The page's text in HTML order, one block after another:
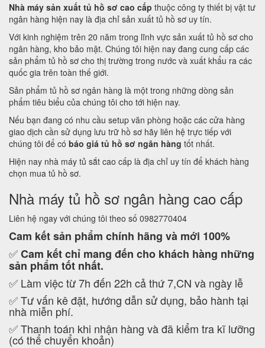
Nhà máy sản xuất tủ hồ sơ cao cấp thuộc công ty thiết bị vật tư
ngân hàng hiện nay là địa chỉ sản xuất tủ hồ sơ uy tín.
Với kinh nghiệm trên 20 năm trong lĩnh vực sản xuất tủ hồ sơ cho
ngân hàng, kho bảo mật. Chúng tôi hiện nay đang cung cấp các
sản phẩm tủ hồ sơ cho thị trường trong nước và xuất khẩu ra các
quốc gia trên toàn thế giới.
Sản phẩm tủ hồ sơ ngân hàng là một trong những dòng sản
phẩm tiêu biểu của chúng tôi cho tới hiện nay.
Nếu bạn đang có nhu cầu setup văn phòng hoặc các cửa hàng
giao dịch cần sử dụng lưu trữ hồ sơ hãy liên hệ trực tiếp với
chúng tôi để có báo giá tủ hồ sơ ngân hàng tốt nhất.
Hiện nay nhà máy tủ sắt cao cấp là địa chỉ uy tín để khách hàng
chọn mua tủ hồ sơ.
Nhà máy tủ hồ sơ ngân hàng cao cấp
Liên hệ ngay với chúng tôi theo số 0982770404
Cam kếtsản phẩm chính hãng và mới 100%
✅Cam kếtchỉ mang đến cho khách hàng những
sản phẩm tốt nhất.
✅ Làm việc từ 7h đến 22h cả thứ 7,CN và ngày lễ
✅ Tư vấn kê đặt, hướng dẫn sử dụng, bảo hành tại
nhà miễn phí.
✅ Thanh toán khi nhận hàng và đã kiểm tra kĩ lưỡng
(có thể chuyển khoản)